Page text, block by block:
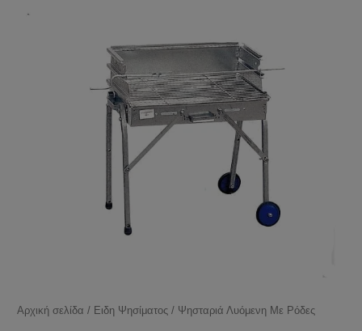
Αρχική σελίδα / Ειδη Ψησίματος / Ψησταριά Λυόμενη Με Ρόδες